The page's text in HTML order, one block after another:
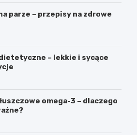
parze – przepisy na zdrowe
– lekkie i sycące
omega-3 – dlaczego